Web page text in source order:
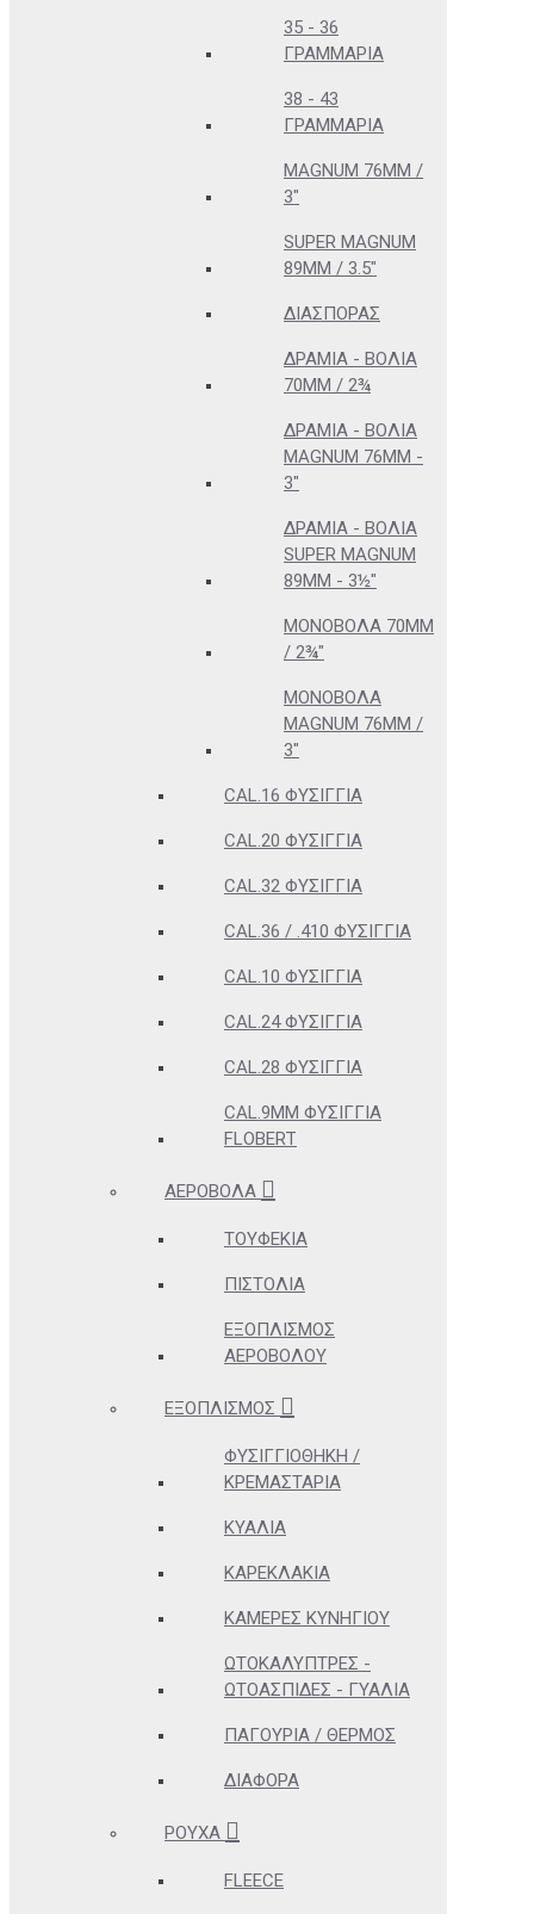
35 - 36
ΓΡΑΜΜΆΡΙΑ
38 - 43
ΓΡΑΜΜΆΡΙΑ
MAGNUM 76MM /
3"
SUPER MAGNUM
89MM / 3.5"
ΔΙΑΣΠΟΡΆΣ
ΔΡΆΜΙΑ - ΒΌΛΙΑ
70MM / 2¾
ΔΡΆΜΙΑ - ΒΌΛΙΑ
MAGNUM 76MM -
3"
ΔΡΆΜΙΑ - ΒΌΛΙΑ
SUPER MAGNUM
89MM - 3½"
ΜΟΝΌΒΟΛΑ 70MM
/ 2¾"
ΜΟΝΌΒΟΛΑ
MAGNUM 76MM /
3"
CAL.16 ΦΥΣΊΓΓΙΑ
CAL.20 ΦΥΣΊΓΓΙΑ
CAL.32 ΦΥΣΊΓΓΙΑ
CAL.36 / .410 ΦΥΣΊΓΓΙΑ
CAL.10 ΦΥΣΊΓΓΙΑ
CAL.24 ΦΥΣΊΓΓΙΑ
CAL.28 ΦΥΣΊΓΓΙΑ
CAL.9MM ΦΥΣΊΓΓΙΑ
FLOBERT
ΑΕΡΟΒΌΛΑ
ΤΟΥΦΈΚΙΑ
ΠΙΣΤΌΛΙΑ
ΕΞΟΠΛΙΣΜΌΣ
ΑΕΡΟΒΌΛΟΥ
ΕΞΟΠΛΙΣΜΌΣ
ΦΥΣΙΓΓΙΟΘΉΚΗ /
ΚΡΕΜΑΣΤΆΡΙΑ
ΚΥΆΛΙΑ
ΚΑΡΕΚΛΆΚΙΑ
ΚΆΜΕΡΕΣ ΚΥΝΗΓΊΟΥ
ΩΤΟΚΑΛΎΠΤΡΕΣ -
ΩΤΟΑΣΠΊΔΕΣ - ΓΥΑΛΙΆ
ΠΑΓΟΎΡΙΑ / ΘΕΡΜΌΣ
ΔΙΆΦΟΡΑ
ΡΟΎΧΑ
FLEECE